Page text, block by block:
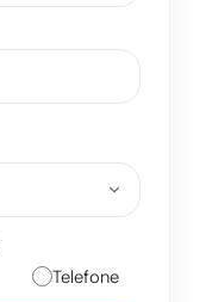
Telefone